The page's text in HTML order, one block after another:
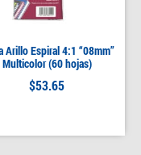
Arillo Espiral 4:1 “08mm”
Multicolor (60 hojas)
$53.65